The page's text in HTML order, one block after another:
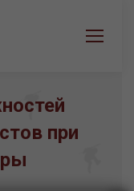
при